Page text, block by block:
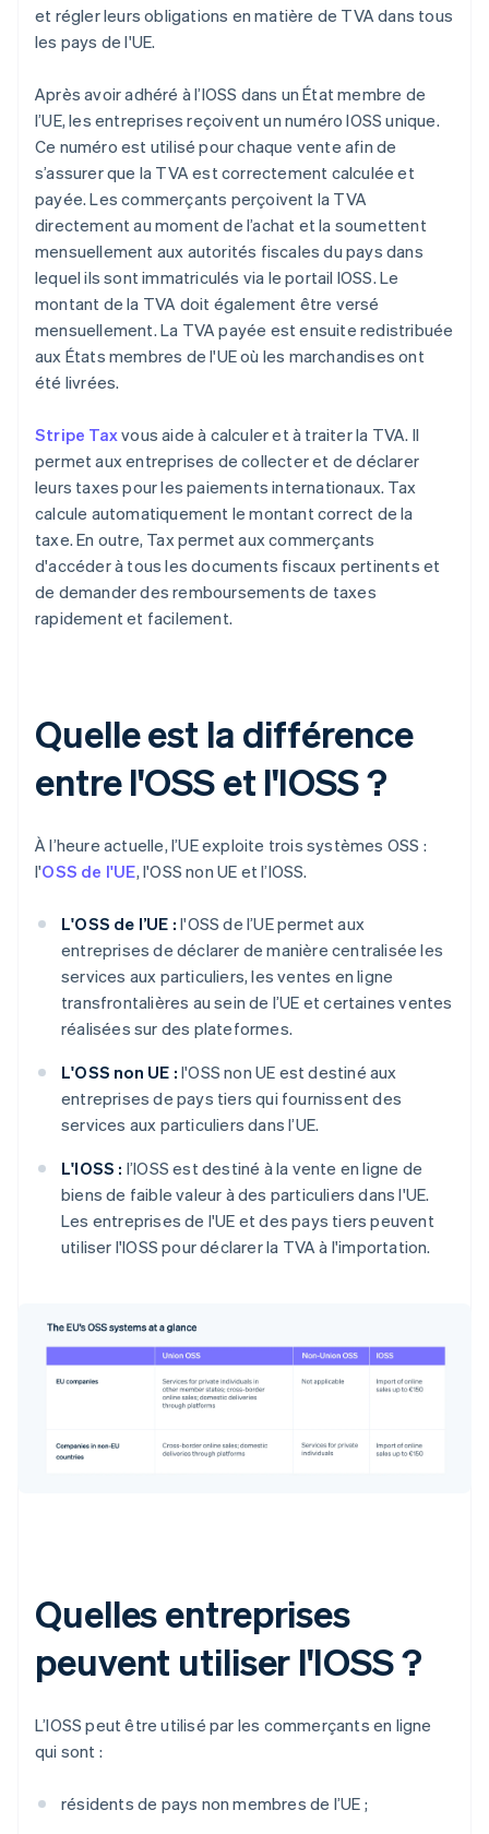
et régler leurs obligations en matière de TVA dans tous
les pays de l'UE.
Après avoir adhéré à l’IOSS dans un État membre de
l’UE, les entreprises reçoivent un numéro IOSS unique.
Ce numéro est utilisé pour chaque vente afin de
s’assurer que la TVA est correctement calculée et
payée. Les commerçants perçoivent la TVA
directement au moment de l’achat et la soumettent
mensuellement aux autorités fiscales du pays dans
lequel ils sont immatriculés via le portail IOSS. Le
montant de la TVA doit également être versé
mensuellement. La TVA payée est ensuite redistribuée
aux États membres de l'UE où les marchandises ont
été livrées.
Stripe Taxvous aide à calculer et à traiter la TVA. Il
permet aux entreprises de collecter et de déclarer
leurs taxes pour les paiements internationaux. Tax
calcule automatiquement le montant correct de la
taxe. En outre, Tax permet aux commerçants
d'accéder à tous les documents fiscaux pertinents et
de demander des remboursements de taxes
rapidement et facilement.
Quelle est la différence
entre l'OSS et l'IOSS ?
À l’heure actuelle, l’UE exploite trois systèmes OSS :
l'OSS de l'UE, l'OSS non UE et l’IOSS.
L'OSS de l’UE : l'OSS de l’UE permet aux
entreprises de déclarer de manière centralisée les
services aux particuliers, les ventes en ligne
transfrontalières au sein de l’UE et certaines ventes
réalisées sur des plateformes.
L'OSS non UE : l'OSS non UE est destiné aux
entreprises de pays tiers qui fournissent des
services aux particuliers dans l’UE.
L'IOSS : l’IOSS est destiné à la vente en ligne de
biens de faible valeur à des particuliers dans l'UE.
Les entreprises de l'UE et des pays tiers peuvent
utiliser l'IOSS pour déclarer la TVA à l'importation.
Quelles entreprises
peuvent utiliser l'IOSS ?
L’IOSS peut être utilisé par les commerçants en ligne
qui sont :
résidents de pays non membres de l’UE ;